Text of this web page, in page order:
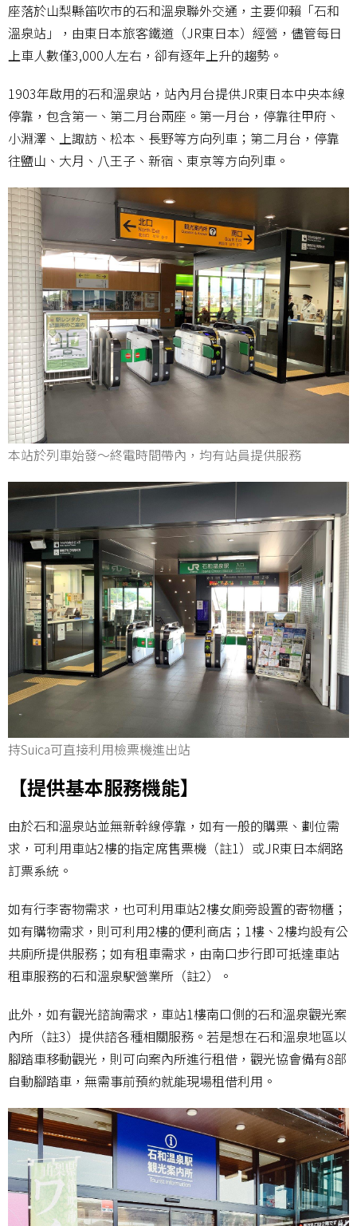
座落於山梨縣笛吹市的石和溫泉聯外交通，主要仰賴「石和
溫泉站」，由東日本旅客鐵道（JR東日本）經營，儘管每日
上車人數僅3,000人左右，卻有逐年上升的趨勢。
1903年啟用的石和溫泉站，站內月台提供JR東日本中央本線
停靠，包含第一、第二月台兩座。第一月台，停靠往甲府、
小淵澤、上諏訪、松本、長野等方向列車；第二月台，停靠
往鹽山、大月、八王子、新宿、東京等方向列車。
本站於列車始發～終電時間帶內，均有站員提供服務
持Suica可直接利用檢票機進出站
【提供基本服務機能】
由於石和溫泉站並無新幹線停靠，如有一般的購票、劃位需
求，可利用車站2樓的指定席售票機（註1）或JR東日本網路
訂票系統。
如有行李寄物需求，也可利用車站2樓女廁旁設置的寄物櫃；
如有購物需求，則可利用2樓的便利商店；1樓、2樓均設有公
共廁所提供服務；如有租車需求，由南口步行即可抵達車站
租車服務的石和溫泉駅營業所（註2）。
此外，如有觀光諮詢需求，車站1樓南口側的石和溫泉觀光案
內所（註3）提供諮各種相關服務。若是想在石和溫泉地區以
腳踏車移動觀光，則可向案內所進行租借，觀光協會備有8部
自動腳踏車，無需事前預約就能現場租借利用。